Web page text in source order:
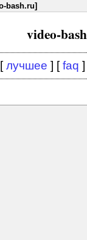
bash.ru]
video-
лучшее ] [faq ]